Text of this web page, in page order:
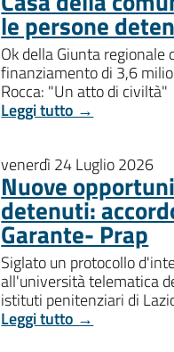
le persone
Ok della Giunta regionale
finanziamento di 3,6
Rocca: "Un atto di civiltà"
Leggi tutto →
venerdì 24 Luglio 2026
Nuove
detenuti:
Garante- Prap
Siglato un protocollo
all'università telematica
istituti penitenziari di
Leggi tutto →